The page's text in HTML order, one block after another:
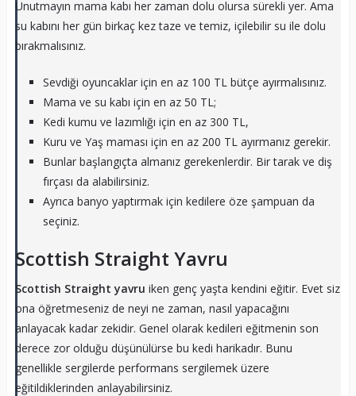
Unutmayın mama kabı her zaman dolu olursa sürekli yer. Ama
su kabını her gün birkaç kez taze ve temiz, içilebilir su ile dolu
bırakmalısınız.
Sevdiği oyuncaklar için en az 100 TL bütçe ayırmalısınız.
Mama ve su kabı için en az 50 TL;
Kedi kumu ve lazımlığı için en az 300 TL,
Kuru ve Yaş maması için en az 200 TL ayırmanız gerekir.
Bunlar başlangıçta almanız gerekenlerdir. Bir tarak ve diş
fırçası da alabilirsiniz.
Ayrıca banyo yaptırmak için kedilere öze şampuan da
seçiniz.
Scottish Straight Yavru
Scottish Straight yavru iken genç yaşta kendini eğitir. Evet siz
ona öğretmeseniz de neyi ne zaman, nasıl yapacağını
anlayacak kadar zekidir. Genel olarak kedileri eğitmenin son
derece zor olduğu düşünülürse bu kedi harikadır. Bunu
genellikle sergilerde performans sergilemek üzere
eğitildiklerinden anlayabilirsiniz.